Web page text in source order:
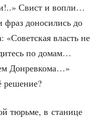
Свист и вопли…
доно­си­лись до
власть не
по домам…
Дон­рев­ко­ма…»
решение?
тюрь­ме, в ста­ни­це